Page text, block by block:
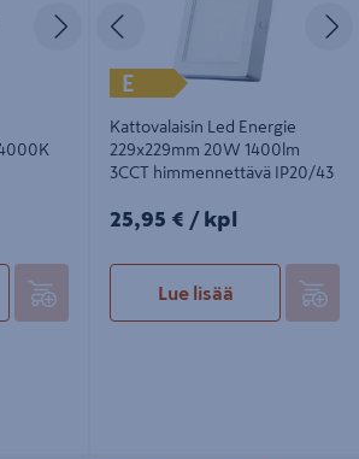
Seuraava
E
Kattovalaisin Led Energie
229x229mm 20W 1400lm
3CCT himmennettävä IP20/43
25,95€/kpl
25,95 € / kpl
Lue lisää